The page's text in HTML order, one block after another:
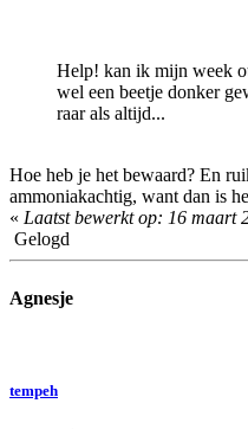
Help! kan ik mijn week
wel een beetje donker
raar als altijd...
Hoe heb je het bewaard? En
ammoniakachtig, want dan is
« Laatst bewerkt op: 16 maart
Gelogd
Agnesje
tempeh